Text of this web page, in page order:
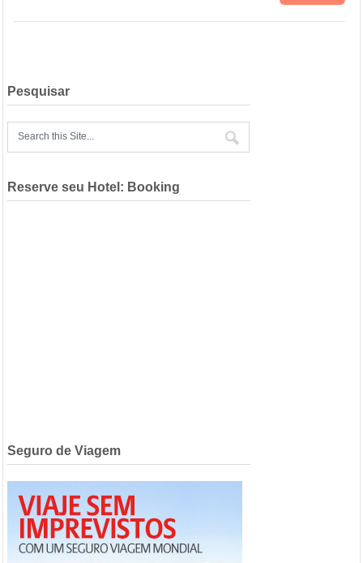
Pesquisar
Reserve seu Hotel: Booking
Seguro de Viagem